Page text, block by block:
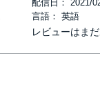
配信日： 2021/
言語： 英語
レビューはまだ